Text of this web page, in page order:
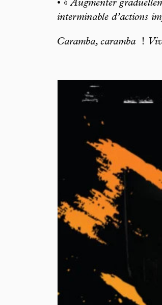
• «Augmenter
interminable d’actions
Caramba, caramba !